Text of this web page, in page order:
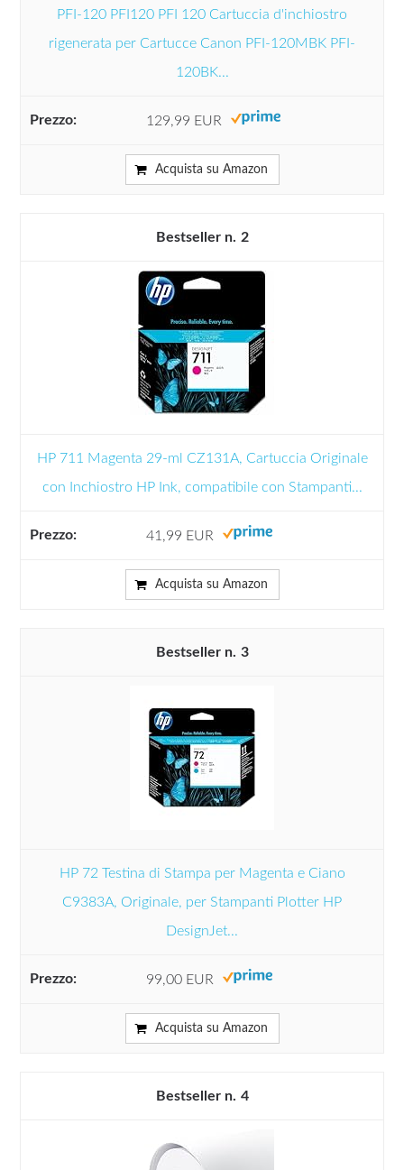
PFI-120 PFI120 PFI 120 Cartuccia d'inchiostro
rigenerata per Cartucce Canon PFI-120MBK PFI-
120BK...
129,99 EUR
Acquista su Amazon
2
HP 711 Magenta 29-ml CZ131A, Cartuccia Originale
con Inchiostro HP Ink, compatibile con Stampanti...
41,99 EUR
Acquista su Amazon
3
HP 72 Testina di Stampa per Magenta e Ciano
C9383A, Originale, per Stampanti Plotter HP
DesignJet...
99,00 EUR
Acquista su Amazon
4